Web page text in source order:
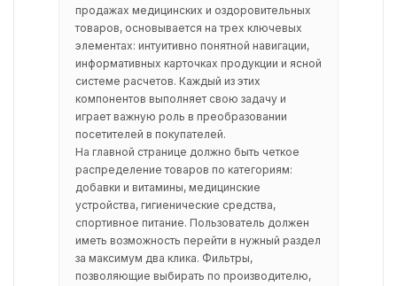
продажах медицинских и оздоровительных
товаров, основывается на трех ключевых
элементах: интуитивно понятной навигации,
информативных карточках продукции и ясной
системе расчетов. Каждый из этих
компонентов выполняет свою задачу и
играет важную роль в преобразовании
посетителей в покупателей.
На главной странице должно быть четкое
распределение товаров по категориям:
добавки и витамины, медицинские
устройства, гигиенические средства,
спортивное питание. Пользователь должен
иметь возможность перейти в нужный раздел
за максимум два клика. Фильтры,
позволяющие выбирать по производителю,